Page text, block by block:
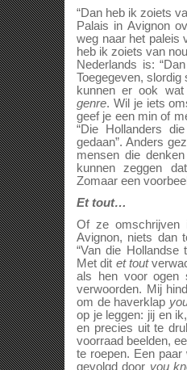
“Dan heb ik zoiets
Palais in Avignon
weg naar het paleis
heb ik zoiets van
Nederlands is:
Toegegeven,
kunnen er ook
genre. Wil je iets
geef je een min of
“Die Hollanders
gedaan”. Anders
mensen die
kunnen zeggen
Zomaar een
Et tout…
Of ze
Avignon, niets dan
“Van die Hollandse
Met dit et tout
als hen voor ogen
verwoorden. Mij
om de haverklap
op je leggen: jij en
en precies uit te
voorraad beelden,
te roepen. Een
gevolgd door you